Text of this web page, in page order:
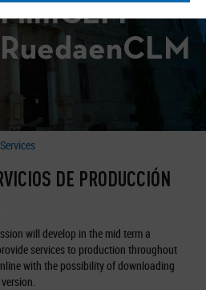
DE PRODUCCIÓN
will develop in the mid term a
services to production throughout
with the possibility of downloading